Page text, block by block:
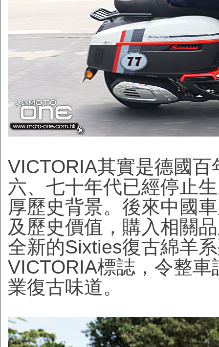
VICTORIA其實是德國
六、七十年代已經停止
厚歷史背景。後來中國
及歷史價值，購入相關
全新的Sixties復古綿羊
VICTORIA標誌，令整
業復古味道。